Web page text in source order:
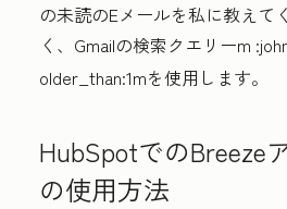
の未読のEメールを私に教えて
く、Gmailの検索クエリーm
older_than:1mを使用します。
HubSpotでのBreeze
の使用方法